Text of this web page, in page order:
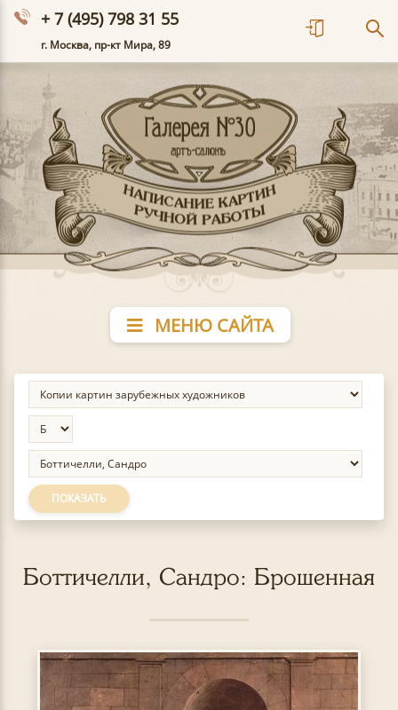
+ 7 (495) 798 31 55
г. Москва, пр-кт Мира, 89
МЕНЮ САЙТА
ПОКАЗАТЬ
Боттичелли, Сандро: Брошенная